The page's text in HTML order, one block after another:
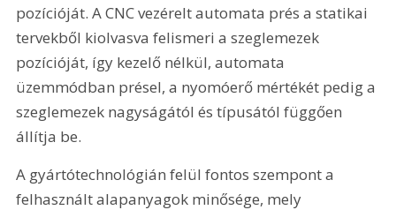
pozícióját. A CNC vezérelt automata prés a statikai
tervekből kiolvasva felismeri a szeglemezek
pozícióját, így kezelő nélkül, automata
üzemmódban présel, a nyomóerő mértékét pedig a
szeglemezek nagyságától és típusától függően
állítja be.
A gyártótechnológián felül fontos szempont a
felhasznált alapanyagok minősége, mely